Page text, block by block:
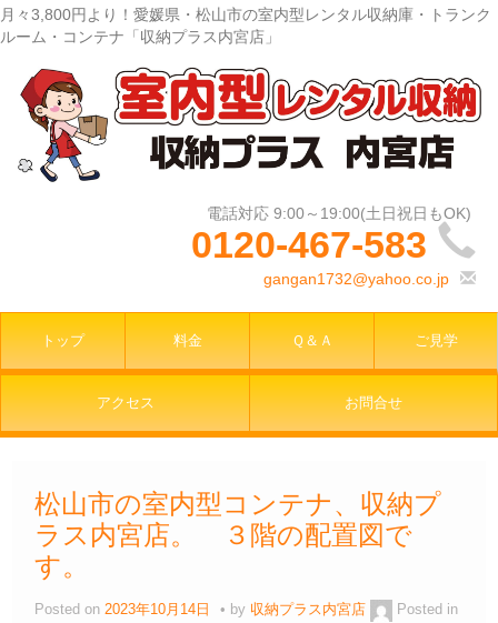
月々3,800円より！愛媛県・松山市の室内型レンタル収納庫・トランク
ルーム・コンテナ「収納プラス内宮店」
0120-467-583
gangan1732@yahoo.co.jp
トップ 料金 Ｑ＆Ａ ご見学
アクセス お問合せ
松山市の室内型コンテナ、収納プ
ラス内宮店。 ３階の配置図で
す。
Posted on 2023年10月14日 by 収納プラス内宮店
Posted in